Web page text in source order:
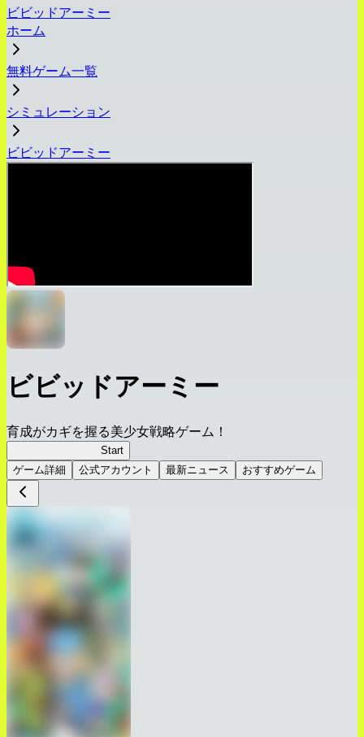
ビビッドアーミー
ホーム
無料ゲーム一覧
シミュレーション
ビビッドアーミー
ビビッドアーミー
育成がカギを握る美少女戦略ゲーム！
Start
ゲーム詳細
公式アカウント 最新ニュース おすすめゲーム